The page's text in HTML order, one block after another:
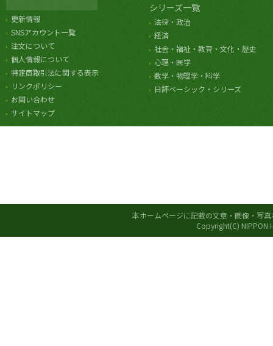
更新情報
SNSアカウント一覧
注文について
個人情報について
特定商取引法に関する表示
リンクポリシー
お問い合わせ
サイトマップ
シリーズ一覧
法律・政治
経済
社会・福祉・教育・文化・歴史
心理・医学
数学・物理学・科学
日評ベーシック・シリーズ
本ホームページに記載の文章・画像・写
Copyright(C) NIPPON